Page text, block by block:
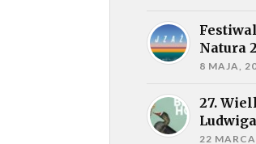
Natura
8 MAJA,
27.
22